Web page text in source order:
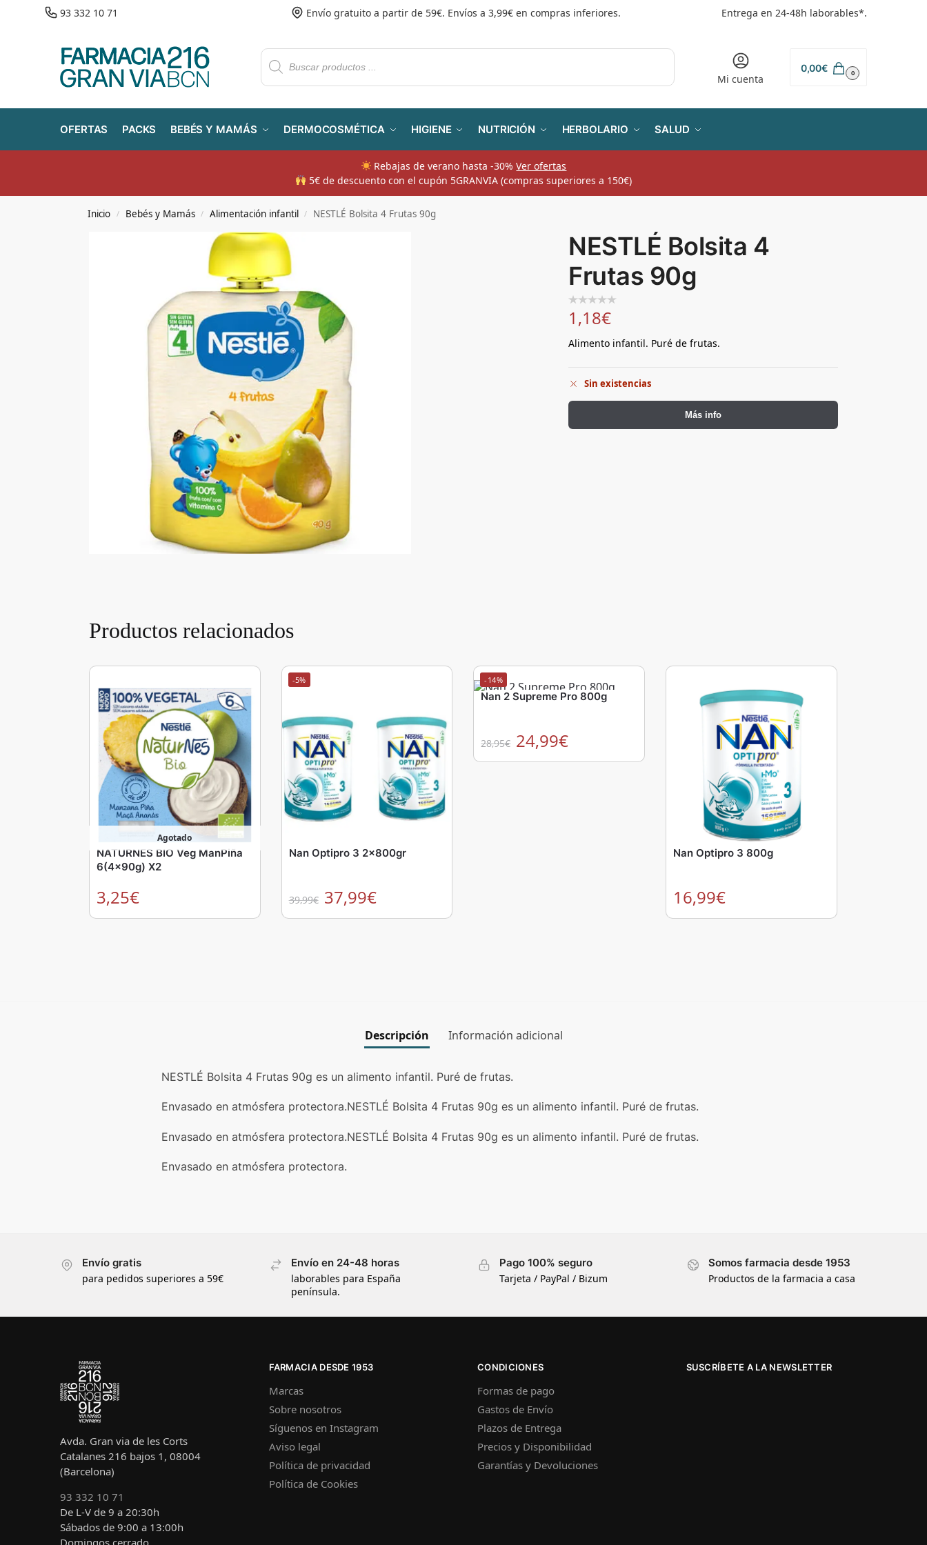
93 332 10 71 Envío gratuito a partir de 59€. Envíos a 3,99€ en compras inferiores. Entrega en 24-48h laborables*.
Mi cuenta
0,00€ 0
OFERTAS PACKS BEBÉS Y MAMÁS DERMOCOSMÉTICA HIGIENE NUTRICIÓN HERBOLARIO SALUD
Rebajas de verano hasta -30%Ver ofertas
​ 5€ de descuento con el cupón 5GRANVIA (compras superiores a 150€)
Inicio / Bebés y Mamás / Alimentación infantil / NESTLÉ Bolsita 4 Frutas 90g
NESTLÉ Bolsita 4
Frutas 90g
1,18€
Alimento infantil. Puré de frutas.
Sin existencias
Más info
Productos relacionados
Agotado
NATURNES BIO Veg ManPiña
6(4x90g) X2
3,25€
-5%
Nan Optipro 3 2x800gr
39,99€ 37,99€
-14%
Nan 2 Supreme Pro 800g
28,95€ 24,99€
Nan Optipro 3 800g
16,99€
Descripción Información adicional
NESTLÉ Bolsita 4 Frutas 90g es un alimento infantil. Puré de frutas.
Envasado en atmósfera protectora.NESTLÉ Bolsita 4 Frutas 90g es un alimento infantil. Puré de frutas.
Envasado en atmósfera protectora.NESTLÉ Bolsita 4 Frutas 90g es un alimento infantil. Puré de frutas.
Envasado en atmósfera protectora.
Envío gratis
para pedidos superiores a 59€
Envío en 24-48 horas
laborables para España
península.
Pago 100% seguro
Tarjeta / PayPal / Bizum
Somos farmacia desde 1953
Productos de la farmacia a casa
Avda. Gran via de les Corts
Catalanes 216 bajos 1, 08004
(Barcelona)
93 332 10 71
De L-V de 9 a 20:30h
Sábados de 9:00 a 13:00h
Domingos cerrado
FARMACIA DESDE 1953
Marcas
Sobre nosotros
Síguenos en Instagram
Aviso legal
Política de privacidad
Política de Cookies
CONDICIONES
Formas de pago
Gastos de Envío
Plazos de Entrega
Precios y Disponibilidad
Garantías y Devoluciones
SUSCRÍBETE A LA NEWSLETTER